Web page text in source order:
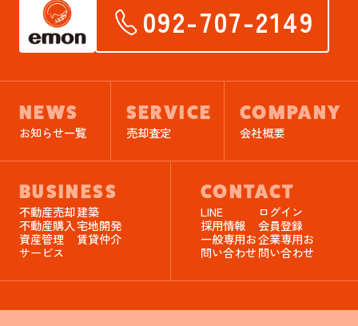
092-707-2149
NEWS
お知らせ一覧
SERVICE
売却査定
COMPANY
会社概要
BUSINESS
不動産売却建築
不動産購入宅地開発
資産管理
サービス
賃貸仲介
CONTACT
LINE
ログイン
採用情報
会員登録
一般専用お
問い合わせ
企業専用お
問い合わせ